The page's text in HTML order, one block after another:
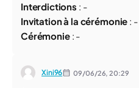
Interdictions : -
Invitation à la cérémonie : -
Cérémonie: -
Xini96 09/06/26,20:29